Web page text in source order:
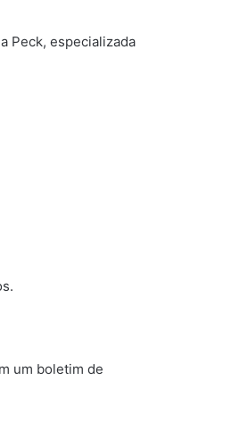
Peck, especializada
um boletim de